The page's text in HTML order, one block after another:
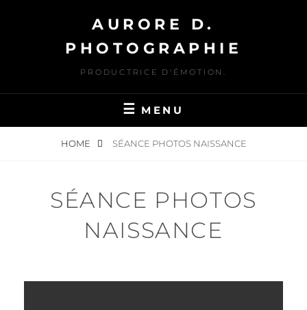
AURORE D.
PHOTOGRAPHIE
PRODUCTRICE D'ÉMOTION.
MENU
HOME SÉANCE PHOTOS NAISSANCE
SÉANCE PHOTOS
NAISSANCE